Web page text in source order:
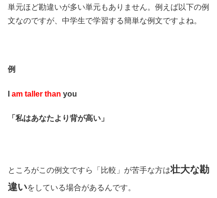
単元ほど勘違いが多い単元もありません。例えば以下の例
文なのですが、中学生で学習する簡単な例文ですよね。
例
am taller than you
「私はあなたより背が高い」
ところがこの例文ですら「比較」が苦手な方は壮大な勘
違いをしている場合があるんです。